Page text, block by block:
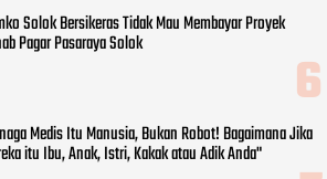
Solok Bersikeras Tidak Mau Membayar Proyek
Pagar Pasaraya Solok
Medis Itu Manusia, Bukan Robot! Bagaimana Jika
itu Ibu, Anak, Istri, Kakak atau Adik Anda"